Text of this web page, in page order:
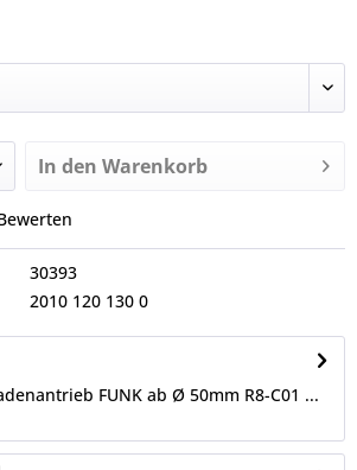
In den Warenkorb
30393
2010 120 130 0
FUNK ab Ø 50mm R8-C01 ...